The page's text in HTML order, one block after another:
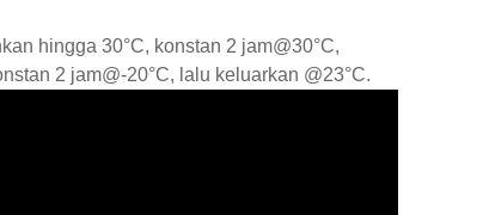
hingga 30°C, konstan 2 jam@30°C,
2 jam@-20°C, lalu keluarkan @23°C.